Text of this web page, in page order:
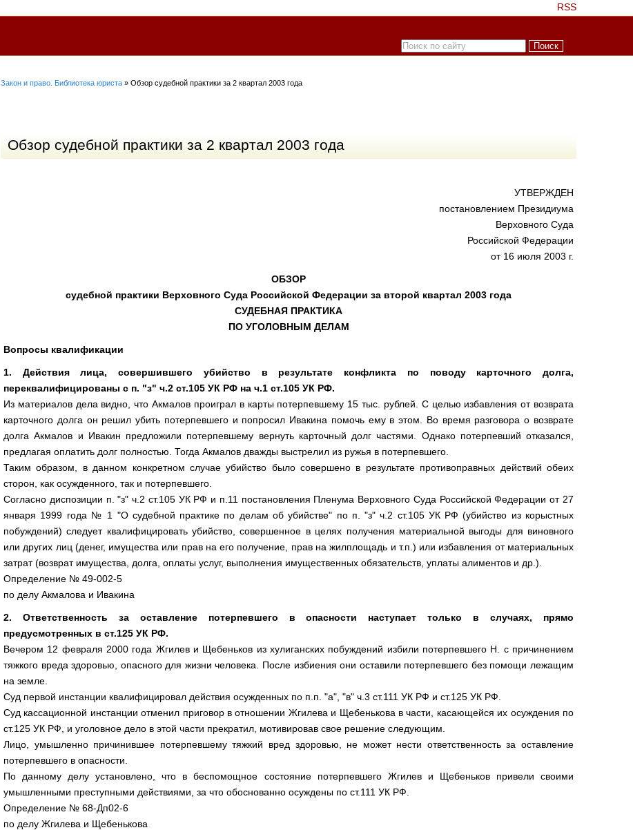
RSS
Закон и право. Библиотека юриста » Обзор судебной практики за 2 квартал 2003 года
Обзор судебной практики за 2 квартал 2003 года
УТВЕРЖДЕН
постановлением Президиума
Верховного Суда
Российской Федерации
от 16 июля 2003 г.
ОБЗОР
судебной практики Верховного Суда Российской Федерации за второй квартал 2003 года
СУДЕБНАЯ ПРАКТИКА
ПО УГОЛОВНЫМ ДЕЛАМ
Вопросы квалификации
1. Действия лица, совершившего убийство в результате конфликта по поводу карточного долга,
переквалифицированы с п. "з" ч.2 ст.105 УК РФ на ч.1 ст.105 УК РФ.
Из материалов дела видно, что Акмалов проиграл в карты потерпевшему 15 тыс. рублей. С целью избавления от возврата
карточного долга он решил убить потерпевшего и попросил Ивакина помочь ему в этом. Во время разговора о возврате
долга Акмалов и Ивакин предложили потерпевшему вернуть карточный долг частями. Однако потерпевший отказался,
предлагая оплатить долг полностью. Тогда Акмалов дважды выстрелил из ружья в потерпевшего.
Таким образом, в данном конкретном случае убийство было совершено в результате противоправных действий обеих
сторон, как осужденного, так и потерпевшего.
Согласно диспозиции п. "з" ч.2 ст.105 УК РФ и п.11 постановления Пленума Верховного Суда Российской Федерации от 27
января 1999 года № 1 "О судебной практике по делам об убийстве" по п. "з" ч.2 ст.105 УК РФ (убийство из корыстных
побуждений) следует квалифицировать убийство, совершенное в целях получения материальной выгоды для виновного
или других лиц (денег, имущества или прав на его получение, прав на жилплощадь и т.п.) или избавления от материальных
затрат (возврат имущества, долга, оплаты услуг, выполнения имущественных обязательств, уплаты алиментов и др.).
Определение № 49-002-5
по делу Акмалова и Ивакина
2. Ответственность за оставление потерпевшего в опасности наступает только в случаях, прямо
предусмотренных в ст.125 УК РФ.
Вечером 12 февраля 2000 года Жгилев и Щебеньков из хулиганских побуждений избили потерпевшего Н. с причинением
тяжкого вреда здоровью, опасного для жизни человека. После избиения они оставили потерпевшего без помощи лежащим
на земле.
Суд первой инстанции квалифицировал действия осужденных по п.п. "а", "в" ч.3 ст.111 УК РФ и ст.125 УК РФ.
Суд кассационной инстанции отменил приговор в отношении Жгилева и Щебенькова в части, касающейся их осуждения по
ст.125 УК РФ, и уголовное дело в этой части прекратил, мотивировав свое решение следующим.
Лицо, умышленно причинившее потерпевшему тяжкий вред здоровью, не может нести ответственность за оставление
потерпевшего в опасности.
По данному делу установлено, что в беспомощное состояние потерпевшего Жгилев и Щебеньков привели своими
умышленными преступными действиями, за что обоснованно осуждены по ст.111 УК РФ.
Определение № 68-Дп02-6
по делу Жгилева и Щебенькова